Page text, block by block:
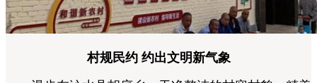
村规民约 约出文明新气象